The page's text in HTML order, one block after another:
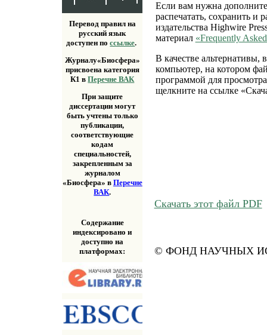
Перевод правил на
русский язык
доступен поссылке.
Журналу«Биосфера»
присвоена категория
К1 вПеречне ВАК
При защите
диссертации могут
быть учтены только
публикации,
соответствующие
кодам
специальностей,
закрепленным за
журналом
«Биосфера» в Перечне
ВАК.
Содержание
индексировано и
доступно на
платформах:
Если вам нужна
распечатать, сохранить и
издательства Highwire
материал «Frequently
В качестве альтернативы,
компьютер, на котором
программой для
щелкните на ссылке
Скачать этот файл PDF
© ФОНД НАУЧНЫХ